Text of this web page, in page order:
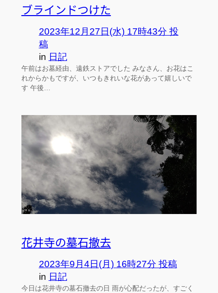
ブラインドつけた
2023年12月27日(水) 17時43分 投
稿
in 日記
午前はお墓経由、遠鉄ストアでした みなさん、お花はこ
れからかもですが、いつもきれいな花があって嬉しいで
す 午後…
花井寺の墓石撤去
2023年9月4日(月) 16時27分 投稿
in 日記
今日は花井寺の墓石撤去の日 雨が心配だったが、すごく